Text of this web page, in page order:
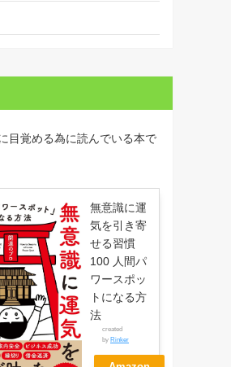
目覚める為に読んでいる本で
無意識に運
気を引き寄
せる習慣
100 人間パ
ワースポッ
トになる方
法
created
by Rinker